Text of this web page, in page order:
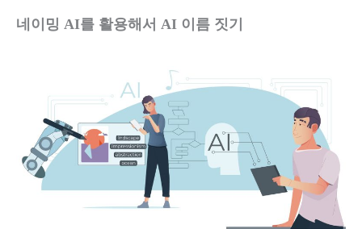
네이밍 AI를 활용해서 AI 이름 짓기